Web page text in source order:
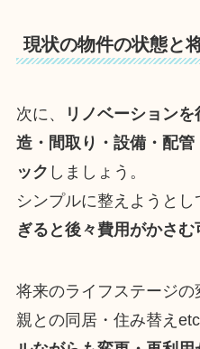
現状の物件の状態と
次に、
リノベーション
造・間取り・設備・配
ック しましょう。
シンプルに整えようとし
ぎると後々費用がかさむ
将来のライフステージの
親との同居・住み替え